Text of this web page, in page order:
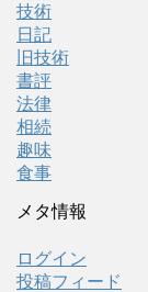
技術
日記
旧技術
書評
法律
相続
趣味
食事
メタ情報
ログイン
投稿フィード